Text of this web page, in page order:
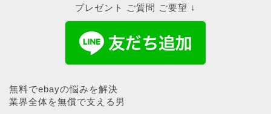
プレゼント ご質問 ご要望 ↓
無料でebayの悩みを解決
業界全体を無償で支える男